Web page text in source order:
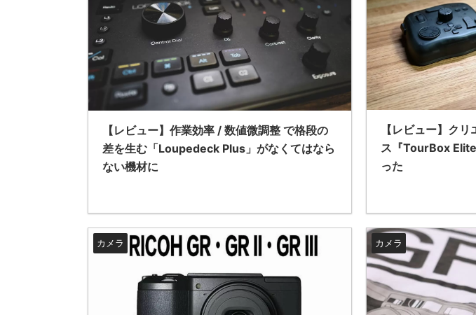
【レビュー】作業効率 / 数値微調整 で格段の
差を生む「Loupedeck Plus」がなくてはなら
ない機材に
【レビュー】ク
ス『TourBox
った
カメラ カメラ